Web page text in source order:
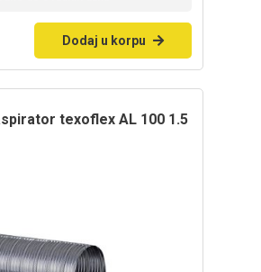
Dodaj u korpu